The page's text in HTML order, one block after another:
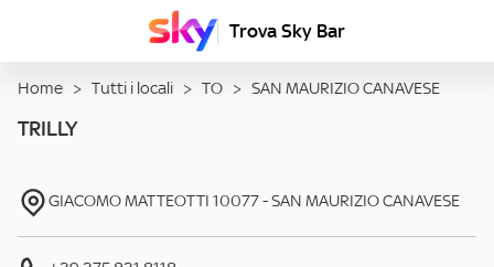
Trova Sky Bar
Home > Tutti i locali > TO > SAN MAURIZIO CANAVESE
TRILLY
GIACOMO MATTEOTTI 10077-SAN MAURIZIO CANAVESE